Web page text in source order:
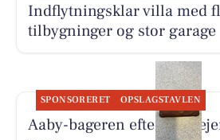
Indflytningsklar villa med
tilbygninger og stor garage
SPONSORERET OPSLAGSTAVLEN
Aaby-bageren efterlyser